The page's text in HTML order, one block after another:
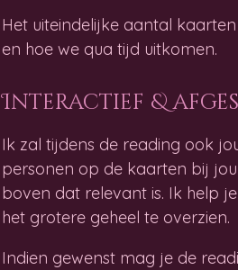
Het uiteindelijke aantal
en hoe we qua tijd uitkomen.
Interactief &
Ik zal tijdens de reading ook
personen op de kaarten bij
boven dat relevant is. Ik help
het grotere geheel te overzien.
Indien gewenst mag je de